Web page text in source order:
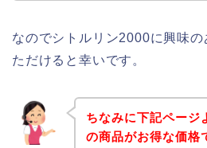
なのでシトルリン2000に興味
ただけると幸いです。
ちなみに下記ページ
の商品がお得な価格